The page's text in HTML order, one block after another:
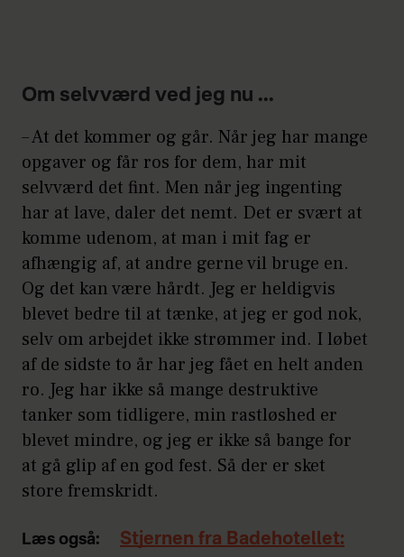
Om selvværd ved jeg nu ...
– At det kommer og går. Når jeg har mange
opgaver og får ros for dem, har mit
selvværd det fint. Men når jeg ingenting
har at lave, daler det nemt. Det er svært at
komme udenom, at man i mit fag er
afhængig af, at andre gerne vil bruge en.
Og det kan være hårdt. Jeg er heldigvis
blevet bedre til at tænke, at jeg er god nok,
selv om arbejdet ikke strømmer ind. I løbet
af de sidste to år har jeg fået en helt anden
ro. Jeg har ikke så mange destruktive
tanker som tidligere, min rastløshed er
blevet mindre, og jeg er ikke så bange for
at gå glip af en god fest. Så der er sket
store fremskridt.
Læs også:
Stjernen fra Badehotellet: